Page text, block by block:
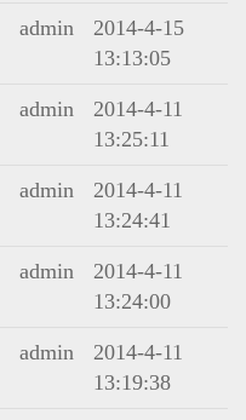
admin
2014-4-15
13:13:05
admin
2014-4-11
13:25:11
admin
2014-4-11
13:24:41
admin
2014-4-11
13:24:00
admin
2014-4-11
13:19:38